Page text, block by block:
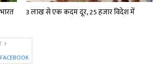
3 लाख से एक कदम दूर, 25 हजार विदेश में
FACEBOOK